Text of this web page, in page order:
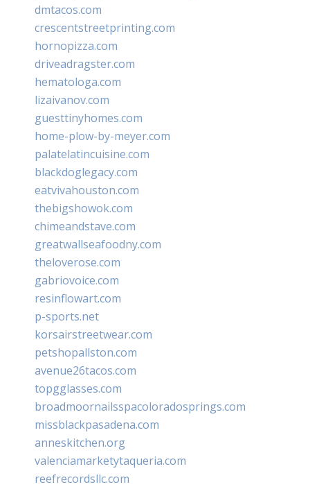
dmtacos.com
crescentstreetprinting.com
hornopizza.com
driveadragster.com
hematologa.com
lizaivanov.com
guesttinyhomes.com
home-plow-by-meyer.com
palatelatincuisine.com
blackdoglegacy.com
eatvivahouston.com
thebigshowok.com
chimeandstave.com
greatwallseafoodny.com
theloverose.com
gabriovoice.com
resinflowart.com
p-sports.net
korsairstreetwear.com
petshopallston.com
avenue26tacos.com
topgglasses.com
broadmoornailsspacoloradosprings.com
missblackpasadena.com
anneskitchen.org
valenciamarketytaqueria.com
reefrecordsllc.com